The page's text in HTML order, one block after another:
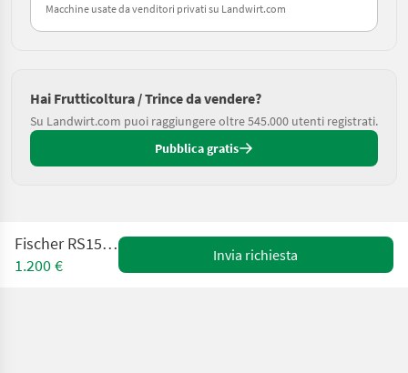
Macchine usate da venditori privati su Landwirt.com
Hai Frutticoltura / Trince da vendere?
Su Landwirt.com puoi raggiungere oltre 545.000 utenti registrati.
Pubblica gratis
Fischer RS150 X-3000
1.200 €
Invia richiesta